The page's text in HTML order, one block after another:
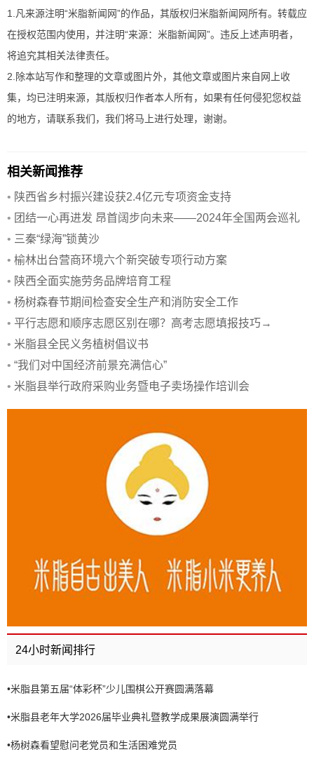
1.凡来源注明“米脂新闻网”的作品，其版权归米脂新闻网所有。转载应
在授权范围内使用，并注明“来源：米脂新闻网”。违反上述声明者，
将追究其相关法律责任。
2.除本站写作和整理的文章或图片外，其他文章或图片来自网上收
集，均已注明来源，其版权归作者本人所有，如果有任何侵犯您权益
的地方，请联系我们，我们将马上进行处理，谢谢。
相关新闻推荐
• 陕西省乡村振兴建设获2.4亿元专项资金支持
• 团结一心再进发 昂首阔步向未来——2024年全国两会巡礼
• 三秦“绿海”锁黄沙
• 榆林出台营商环境六个新突破专项行动方案
• 陕西全面实施劳务品牌培育工程
• 杨树森春节期间检查安全生产和消防安全工作
• 平行志愿和顺序志愿区别在哪？高考志愿填报技巧→
• 米脂县全民义务植树倡议书
• “我们对中国经济前景充满信心”
• 米脂县举行政府采购业务暨电子卖场操作培训会
24小时新闻排行
•米脂县第五届“体彩杯”少儿围棋公开赛圆满落幕
•米脂县老年大学2026届毕业典礼暨教学成果展演圆满举行
•杨树森看望慰问老党员和生活困难党员